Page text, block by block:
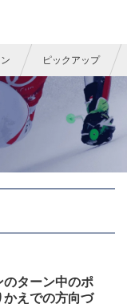
ピックアップ
のターン中のポ
えでの方向づ